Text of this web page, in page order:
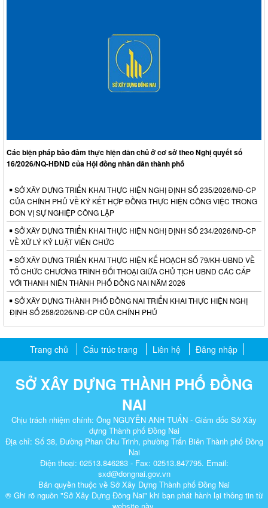
Các biện pháp bảo đảm thực hiện dân chủ ở cơ sở theo Nghị quyết số
16/2026/NQ-HĐND của Hội đồng nhân dân thành phố
SỞ XÂY DỰNG TRIỂN KHAI THỰC HIỆN NGHỊ ĐỊNH SỐ 235/2026/NĐ-CP
CỦA CHÍNH PHỦ VỀ KÝ KẾT HỢP ĐỒNG THỰC HIỆN CÔNG VIỆC TRONG
ĐƠN VỊ SỰ NGHIỆP CÔNG LẬP
SỞ XÂY DỰNG TRIỂN KHAI THỰC HIỆN NGHỊ ĐỊNH SỐ 234/2026/NĐ-CP
VỀ XỬ LÝ KỶ LUẬT VIÊN CHỨC
SỞ XÂY DỰNG TRIỂN KHAI THỰC HIỆN KẾ HOẠCH SỐ 79/KH-UBND VỀ
TỔ CHỨC CHƯƠNG TRÌNH ĐỐI THOẠI GIỮA CHỦ TỊCH UBND CÁC CẤP
VỚI THANH NIÊN THÀNH PHỐ ĐỒNG NAI NĂM 2026
SỞ XÂY DỰNG THÀNH PHỐ ĐỒNG NAI TRIỂN KHAI THỰC HIỆN NGHỊ
ĐỊNH SỐ 258/2026/NĐ-CP CỦA CHÍNH PHỦ
Trang chủ Cấu trúc trang Liên hệ Đăng nhập
SỞ XÂY DỰNG THÀNH PHỐ ĐỒNG
NAI
Chịu trách nhiệm chính: Ông NGUYỄN ANH TUẤN - Giám đốc Sở Xây
dựng Thành phố Đồng Nai
Địa chỉ: Số 38, Đường Phan Chu Trinh, phường Trấn Biên Thành phố Đồng
Nai
Điện thoại: 02513.846283 - Fax: 02513.847795. Email:
sxd@dongnai.gov.vn
Bản quyền thuộc về Sở Xây Dựng Thành phố Đồng Nai
® Ghi rõ nguồn "Sở Xây Dựng Đồng Nai" khi bạn phát hành lại thông tin từ